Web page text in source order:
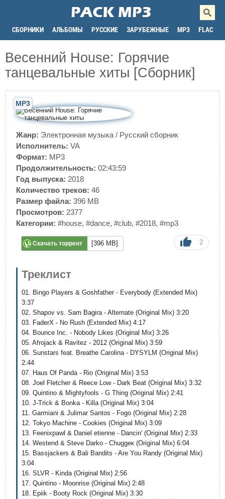
СБОРНИКИ АЛЬБОМЫ РУССКИЕ ЗАРУБЕЖНЫЕ MP3 FLAC
Весенний House: Горячие
танцевальные хиты [Сборник]
MP3
Жанр: Электронная музыка / Русский сборник
Исполнитель: VA
Формат: MP3
Продолжительность: 02:43:59
Год выпуска: 2018
Количество треков: 46
Размер файла: 396 MB
Просмотров: 2377
Категории: #house, #dance, #club, #2018, #mp3
Скачать торрент [396 MB] 2
Треклист
01. Bingo Players & Goshfather - Everybody (Extended Mix)
3:37
02. Shapov vs. Sam Bagira - Alternate (Original Mix) 3:20
03. FaderX - No Rush (Extended Mix) 4:17
04. Bounce Inc. - Nobody Likes (Original Mix) 3:26
05. Afrojack & Ravitez - 2012 (Original Mix) 3:59
06. Sunstars feat. Breathe Carolina - DYSYLM (Original Mix)
2:44
07. Haus Of Panda - Rio (Original Mix) 3:53
08. Joel Fletcher & Reece Low - Dark Beat (Original Mix) 3:32
09. Quintino & Mightyfools - G Thing (Original Mix) 2:41
10. J-Trick & Bonka - Killa (Original Mix) 3:04
11. Garmiani & Julimar Santos - Fogo (Original Mix) 2:28
12. Tokyo Machine - Cookies (Original Mix) 3:09
13. Feenixpawl & Daniel etienne - Dancin' (Original Mix) 2:33
14. Westend & Steve Darko - Chuggeк (Original Mix) 6:04
15. Bassjackers & Bali Bandits - Are You Randy (Original Mix)
3:04
16. SLVR - Kinda (Original Mix) 2:56
17. Quintino - Moonrise (Original Mix) 2:48
18. Epiik - Booty Rock (Original Mix) 3:30